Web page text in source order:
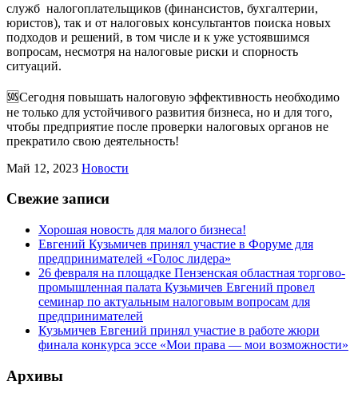
служб налогоплательщиков (финансистов, бухгалтерии,
юристов), так и от налоговых консультантов поиска новых
подходов и решений, в том числе и к уже устоявшимся
вопросам, несмотря на налоговые риски и спорность
ситуаций.
🆘Сегодня повышать налоговую эффективность необходимо
не только для устойчивого развития бизнеса, но и для того,
чтобы предприятие после проверки налоговых органов не
прекратило свою деятельность!
Май 12, 2023 Новости
Свежие записи
Хорошая новость для малого бизнеса!
Евгений Кузьмичев принял участие в Форуме для
предпринимателей «Голос лидера»
26 февраля на площадке Пензенская областная торгово-
промышленная палата Кузьмичев Евгений провел
семинар по актуальным налоговым вопросам для
предпринимателей
Кузьмичев Евгений принял участие в работе жюри
финала конкурса эссе «Мои права — мои возможности»
Архивы